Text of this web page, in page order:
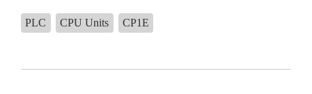
PLC CPU Units CP1E